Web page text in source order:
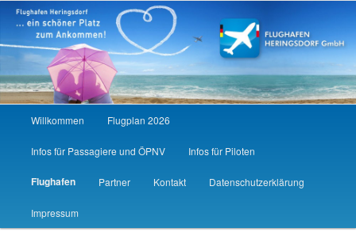
Skip
to
primary
content
Skip
to
secondary
content
Willkommen Flugplan 2026
Infos für Passagiere und ÖPNV Infos für Piloten
Flughafen Partner Kontakt Datenschutzerklärung
Impressum